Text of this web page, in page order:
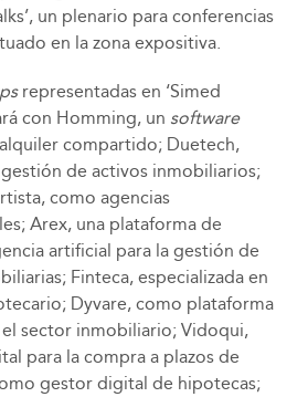
un plenario para conferencias
en la zona expositiva.
representadas en ‘Simed
con Homming, un software
compartido; Duetech,
de activos inmobiliarios;
como agencias
Arex, una plataforma de
artificial para la gestión de
Finteca, especializada en
Dyvare, como plataforma
sector inmobiliario; Vidoqui,
para la compra a plazos de
gestor digital de hipotecas;